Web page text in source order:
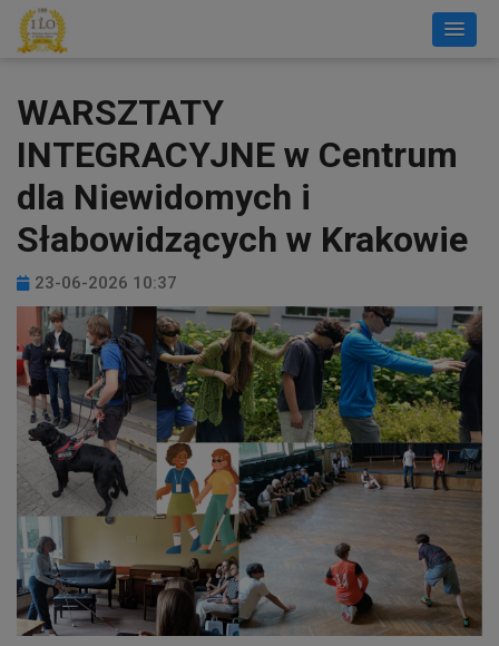
WARSZTATY
INTEGRACYJNE w Centrum
dla Niewidomych i
Słabowidzących w Krakowie
23-06-2026 10:37